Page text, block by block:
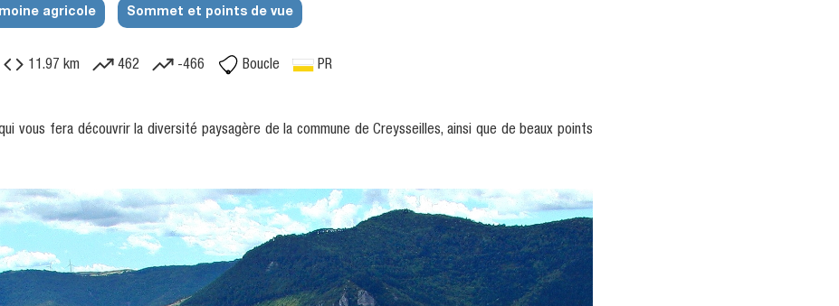
agricole Sommet et points de vue
11.97 km 462 -466 Boucle PR
vous fera découvrir la diversité paysagère de la commune de Creysseilles, ainsi que de beaux points